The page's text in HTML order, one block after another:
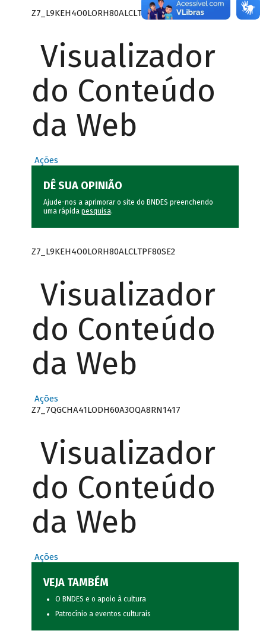
Z7_L9KEH4O0LORH80ALCLTPF80SE0
Visualizador
do Conteúdo
da Web
Ações
DÊ SUA OPINIÃO
Ajude-nos a aprimorar o site do BNDES preenchendo
uma rápida pesquisa.
Z7_L9KEH4O0LORH80ALCLTPF80SE2
Visualizador
do Conteúdo
da Web
Ações
Z7_7QGCHA41LODH60A3OQA8RN1417
Visualizador
do Conteúdo
da Web
Ações
VEJA TAMBÉM
O BNDES e o apoio à cultura
Patrocínio a eventos culturais